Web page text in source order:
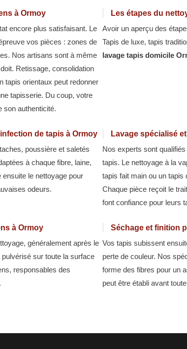
à Ormoy
encore plus satisfaisant. Le
vos pièces : zones de
Nos artisans sont à même
Retissage, consolidation
tapis orientaux peut redonner
tapisserie. Du coup, votre
son authenticité.
Les étapes du
Avoir un aperçu des
Tapis de luxe, tapis
lavage tapis domicile
de tapis à Ormoy
poussière et saletés
à chaque fibre, laine,
le nettoyage pour
odeurs.
Lavage spécialisé
Nos experts sont
tapis. Le nettoyage à la
tapis fait main ou un tapis
Chaque pièce reçoit le
font confiance pour leurs
à Ormoy
généralement après le
sur toute la surface
responsables des
Séchage et finition
Vos tapis subissent
perte de couleur. Nos
forme des fibres pour un
peut être établi avant